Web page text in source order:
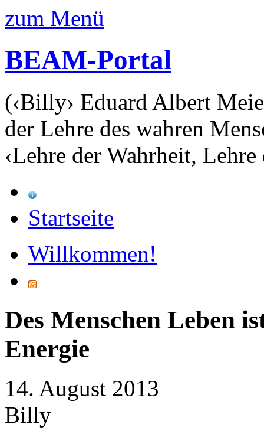
zum Menü
BEAM-Portal
(‹Billy› Eduard Albert
der Lehre des wahren
‹Lehre der Wahrheit, Lehre
Startseite
Willkommen!
Des Menschen Leben
Energie
14. August 2013
Billy